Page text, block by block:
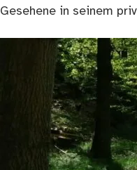
Gesehene in seinem